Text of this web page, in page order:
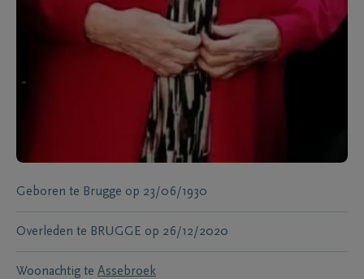
Geboren te Brugge op 23/06/1930
Overleden te BRUGGE op 26/12/2020
Woonachtig te Assebroek